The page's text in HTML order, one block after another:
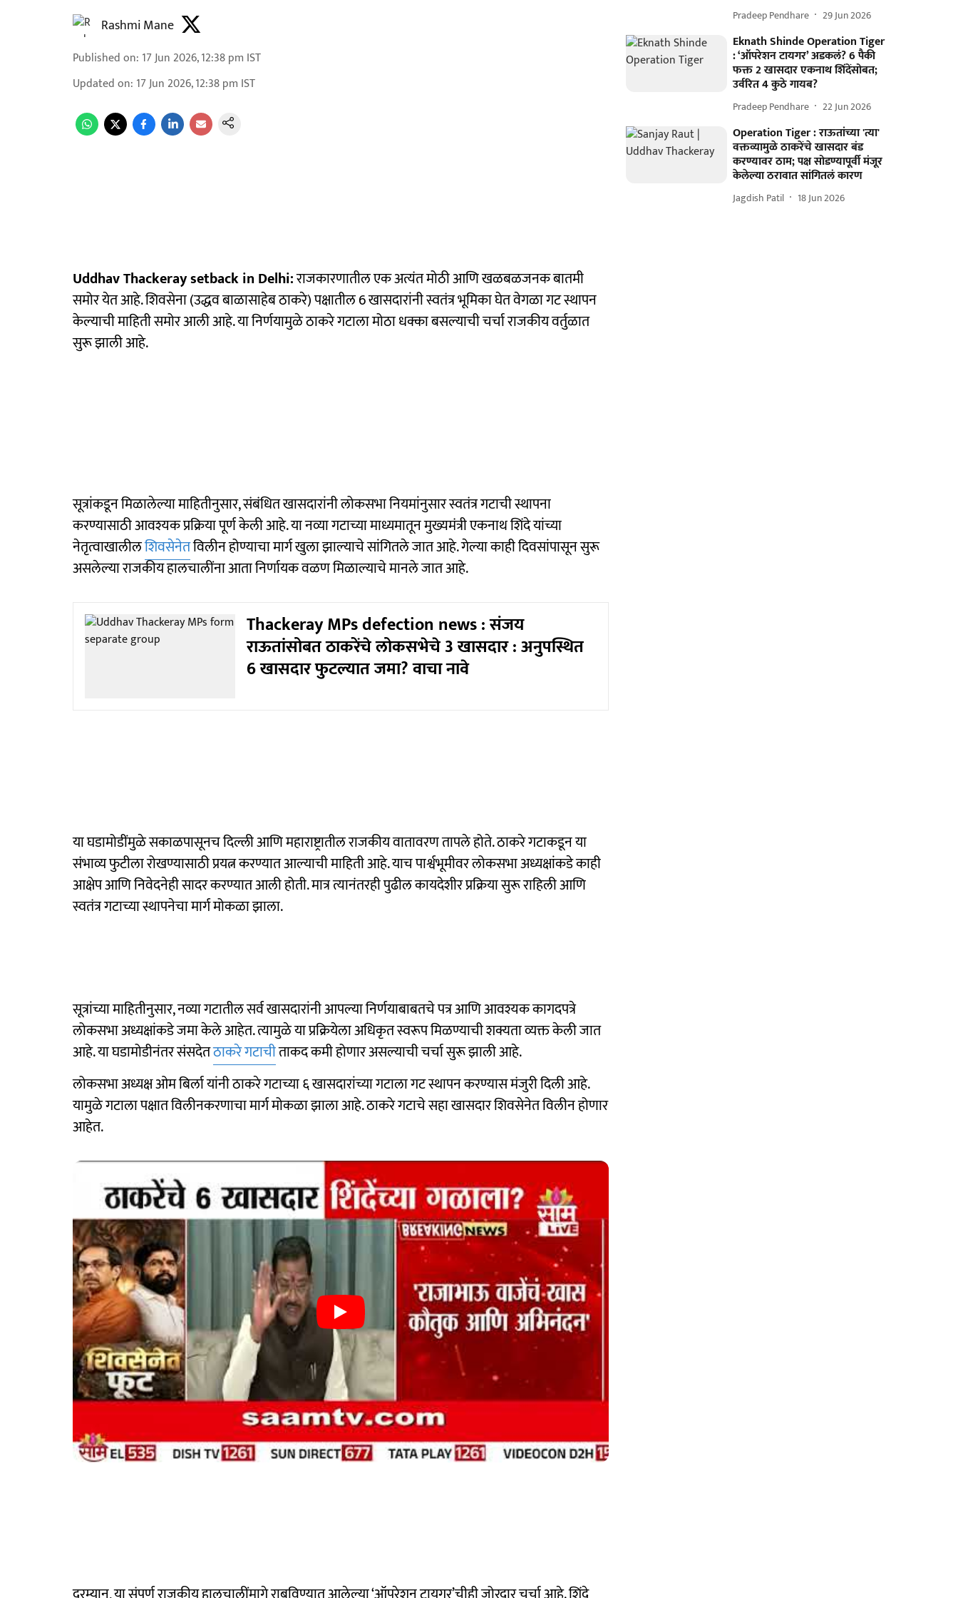
Rashmi Mane
Published on: 17 Jun 2026, 12:38 pm IST
Updated on: 17 Jun 2026, 12:38 pm IST
Uddhav Thackeray setback in Delhi:राजकारणातील एक अत्यंत मोठी आणि खळबळजनक बातमी
समोर येत आहे. शिवसेना (उद्धव बाळासाहेब ठाकरे) पक्षातील 6 खासदारांनी स्वतंत्र भूमिका घेत वेगळा गट स्थापन
केल्याची माहिती समोर आली आहे. या निर्णयामुळे ठाकरे गटाला मोठा धक्का बसल्याची चर्चा राजकीय वर्तुळात
सुरू झाली आहे.
सूत्रांकडून मिळालेल्या माहितीनुसार, संबंधित खासदारांनी लोकसभा नियमांनुसार स्वतंत्र गटाची स्थापना
करण्यासाठी आवश्यक प्रक्रिया पूर्ण केली आहे. या नव्या गटाच्या माध्यमातून मुख्यमंत्री एकनाथ शिंदे यांच्या
नेतृत्वाखालीलशिवसेनेतविलीन होण्याचा मार्ग खुला झाल्याचे सांगितले जात आहे. गेल्या काही दिवसांपासून सुरू
असलेल्या राजकीय हालचालींना आता निर्णायक वळण मिळाल्याचे मानले जात आहे.
Thackeray MPs defection news : संजय
राऊतांसोबत ठाकरेंचे लोकसभेचे 3 खासदार : अनुपस्थित
6 खासदार फुटल्यात जमा? वाचा नावे
या घडामोडींमुळे सकाळपासूनच दिल्ली आणि महाराष्ट्रातील राजकीय वातावरण तापले होते. ठाकरे गटाकडून या
संभाव्य फुटीला रोखण्यासाठी प्रयत्न करण्यात आल्याची माहिती आहे. याच पार्श्वभूमीवर लोकसभा अध्यक्षांकडे काही
आक्षेप आणि निवेदनेही सादर करण्यात आली होती. मात्र त्यानंतरही पुढील कायदेशीर प्रक्रिया सुरू राहिली आणि
स्वतंत्र गटाच्या स्थापनेचा मार्ग मोकळा झाला.
सूत्रांच्या माहितीनुसार, नव्या गटातील सर्व खासदारांनी आपल्या निर्णयाबाबतचे पत्र आणि आवश्यक कागदपत्रे
लोकसभा अध्यक्षांकडे जमा केले आहेत. त्यामुळे या प्रक्रियेला अधिकृत स्वरूप मिळण्याची शक्यता व्यक्त केली जात
आहे. या घडामोडीनंतर संसदेतठाकरे गटाचीताकद कमी होणार असल्याची चर्चा सुरू झाली आहे.
लोकसभा अध्यक्ष ओम बिर्ला यांनी ठाकरे गटाच्या ६ खासदारांच्या गटाला गट स्थापन करण्यास मंजुरी दिली आहे.
यामुळे गटाला पक्षात विलीनकरणाचा मार्ग मोकळा झाला आहे. ठाकरे गटाचे सहा खासदार शिवसेनेत विलीन होणार
आहेत.
Pradeep Pendhare 29 Jun 2026
Eknath Shinde Operation Tiger
: ‘ऑपरेशन टायगर’ अडकलं? 6 पैकी
फक्त 2 खासदार एकनाथ शिंदेंसोबत;
उर्वरित 4 कुठे गायब?
Pradeep Pendhare 22 Jun 2026
Operation Tiger : राऊतांच्या 'त्या'
वक्तव्यामुळे ठाकरेंचे खासदार बंड
करण्यावर ठाम; पक्ष सोडण्यापूर्वी मंजूर
केलेल्या ठरावात सांगितलं कारण
Jagdish Patil 18 Jun 2026